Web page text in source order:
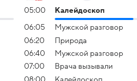
05:00 Калейдоскоп
06:05
Мужской разговор
06:20
Природа
06:40
Мужской разговор
07:00
Врача вызывали
08:00
Калейдоскоп